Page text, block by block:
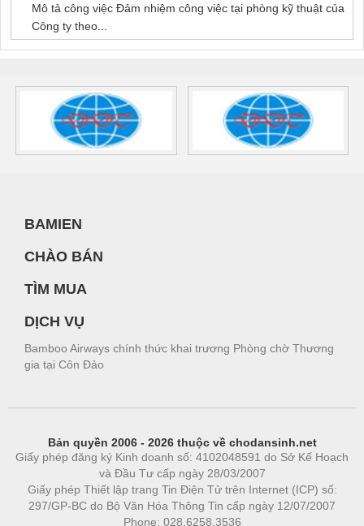
Mô tả công việc Đảm nhiệm công việc tại phòng kỹ thuật của
Công ty theo...
BAMIEN
CHÀO BÁN
TÌM MUA
DỊCH VỤ
Bamboo Airways chính thức khai trương Phòng chờ Thương
gia tại Côn Đảo
Bản quyền 2006 - 2026 thuộc về chodansinh.net
Giấy phép đăng ký Kinh doanh số: 4102048591 do Sở Kế Hoạch
và Đầu Tư cấp ngày 28/03/2007
Giấy phép Thiết lập trang Tin Điện Tử trên Internet (ICP) số:
297/GP-BC do Bộ Văn Hóa Thông Tin cấp ngày 12/07/2007
Phone: 028.6258.3536